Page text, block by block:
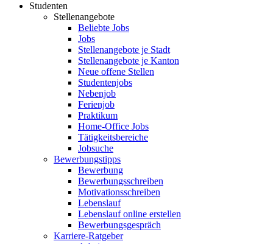
Studenten
Stellenangebote
Beliebte Jobs
Jobs
Stellenangebote je Stadt
Stellenangebote je Kanton
Neue offene Stellen
Studentenjobs
Nebenjob
Ferienjob
Praktikum
Home-Office Jobs
Tätigkeitsbereiche
Jobsuche
Bewerbungstipps
Bewerbung
Bewerbungsschreiben
Motivationsschreiben
Lebenslauf
Lebenslauf online erstellen
Bewerbungsgespräch
Karriere-Ratgeber